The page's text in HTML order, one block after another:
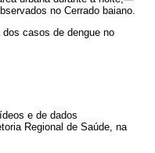
no Cerrado baiano.
casos de dengue no
e de dados
Regional de Saúde, na